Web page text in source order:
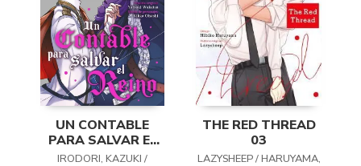
UN CONTABLE
PARA SALVAR EL
REINO 04
IRODORI, KAZUKI /
THE RED THREAD
03
LAZYSHEEP / HARUYAMA,